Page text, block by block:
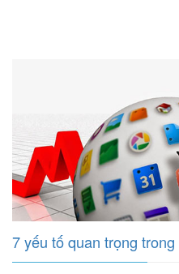
7 yếu tố quan trọng